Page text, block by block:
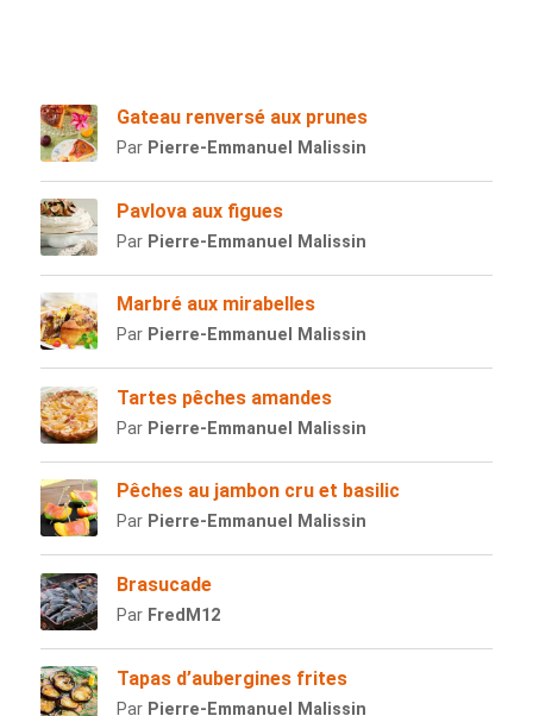
Gateau renversé aux prunes
Par Pierre-Emmanuel Malissin
Pavlova aux figues
Par Pierre-Emmanuel Malissin
Marbré aux mirabelles
Par Pierre-Emmanuel Malissin
Tartes pêches amandes
Par Pierre-Emmanuel Malissin
Pêches au jambon cru et basilic
Par Pierre-Emmanuel Malissin
Brasucade
Par FredM12
Tapas d’aubergines frites
Par Pierre-Emmanuel Malissin